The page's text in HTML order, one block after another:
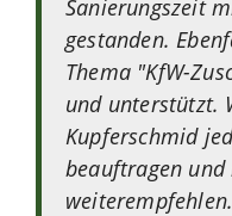
Sanierungszeit
gestanden.
Thema "KfW-
und unterstützt.
Kupferschmid
beauftragen
weiterempfehlen.